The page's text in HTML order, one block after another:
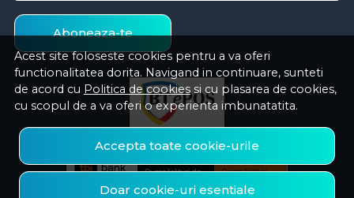
Acest site foloseste cookies pentru a va oferi
functionalitatea dorita. Navigand in continuare, sunteti
de acord cu Politica de cookies si cu plasarea de cookies,
cu scopul de a va oferi o experienta imbunatatita.
Accepta toate cookie-urile
Doar cookie-uri esentiale
Aboneaza-te